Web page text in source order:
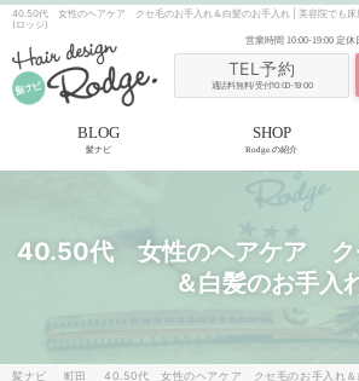
40.50代 女性のヘアケア クセ毛のお手入れ＆白髪のお手入れ | 美容院でも床
(ロッジ)
営業時間 10:00-19:00定休
TEL予約
通話料無料/受付10:00-19:00
BLOG
髪ナビ
SHOP
Rodge.の紹介
40.50代 女性のヘアケア ク
＆白髪のお手入
髪ナビ 町田 40.50代 女性のヘアケア クセ毛のお手入れ＆